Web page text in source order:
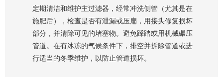
定期清洁和维护主过滤器，经常冲洗侧管（尤其是在
施肥后），检查是否有泄漏或压扁，用接头修复损坏
部分，并清除可见的堵塞物。避免踩踏或用机械碾压
管道。在有冰冻的气候条件下，排空并拆除管道或进
行适当的冬季维护，以防止管道损坏。